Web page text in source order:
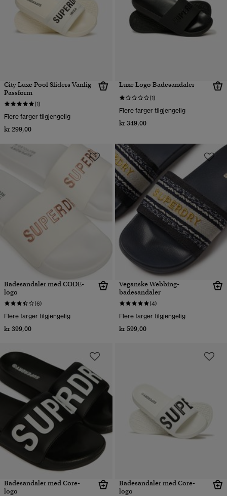
City Luxe Pool Sliders Vanlig
Passform
(1)
Flere farger tilgjengelig
kr 299,00
Luxe Logo Badesandaler
(1)
Flere farger tilgjengelig
kr 349,00
Badesandaler med CODE-
logo
(6)
Flere farger tilgjengelig
kr 399,00
Veganske Webbing-
badesandaler
(4)
Flere farger tilgjengelig
kr 599,00
Badesandaler med Core-
logo
Badesandaler med Core-
logo